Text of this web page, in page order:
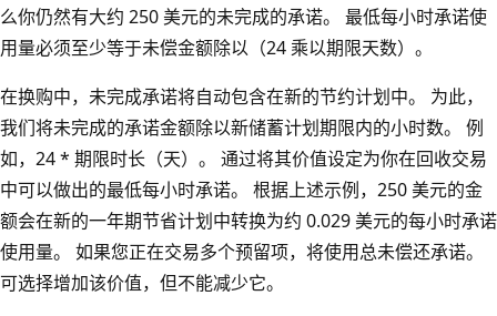
么你仍然有大约 250 美元的未完成的承诺。 最低每小时承诺使
用量必须至少等于未偿金额除以（24 乘以期限天数）。
在换购中，未完成承诺将自动包含在新的节约计划中。 为此，
我们将未完成的承诺金额除以新储蓄计划期限内的小时数。 例
如，24 * 期限时长（天）。 通过将其价值设定为你在回收交易
中可以做出的最低每小时承诺。 根据上述示例，250 美元的金
额会在新的一年期节省计划中转换为约 0.029 美元的每小时承诺
使用量。 如果您正在交易多个预留项，将使用总未偿还承诺。
可选择增加该价值，但不能减少它。